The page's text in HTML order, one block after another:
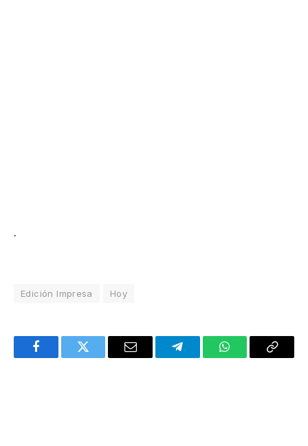
.
Edición Impresa Hoy
FacebookTwitter Email TelegramWhatsAppCopy